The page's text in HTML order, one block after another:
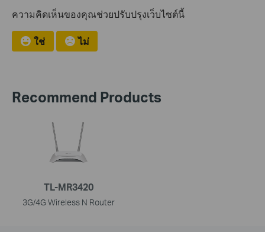
ความคิดเห็นของคุณช่วยปรับปรุงเว็บไซต์นี้
ใช่ ไม่
Recommend Products
TL-MR3420
3G/4G Wireless N Router